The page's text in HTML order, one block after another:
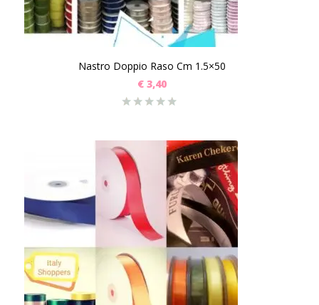
Nastro Doppio Raso Cm 1.5×50
€ 3,40